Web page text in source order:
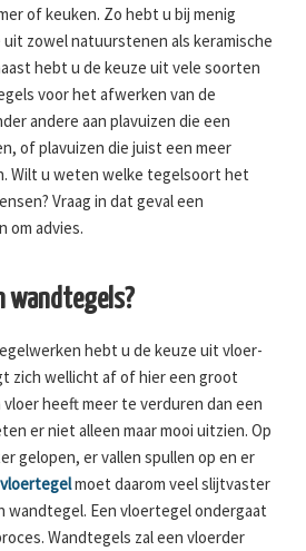
of keuken. Zo hebt u bij menig
zowel natuurstenen als keramische
hebt u de keuze uit vele soorten
voor het afwerken van de
andere aan plavuizen die een
of plavuizen die juist een meer
Wilt u weten welke tegelsoort het
Vraag in dat geval een
om advies.
wandtegels?
hebt u de keuze uit vloer-
zich wellicht af of hier een groot
heeft meer te verduren dan een
er niet alleen maar mooi uitzien. Op
gelopen, er vallen spullen op en er
vloertegelmoet daarom veel slijtvaster
wandtegel. Een vloertegel ondergaat
Wandtegels zal een vloerder